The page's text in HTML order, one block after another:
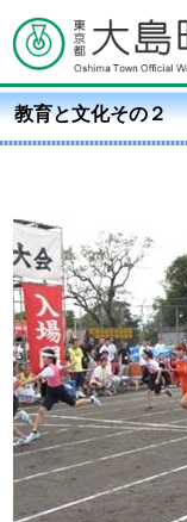
教育と文化その２